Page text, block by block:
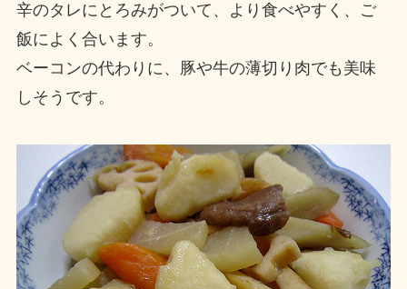
辛のタレにとろみがついて、より食べやすく、ご
飯によく合います。
ベーコンの代わりに、豚や牛の薄切り肉でも美味
しそうです。